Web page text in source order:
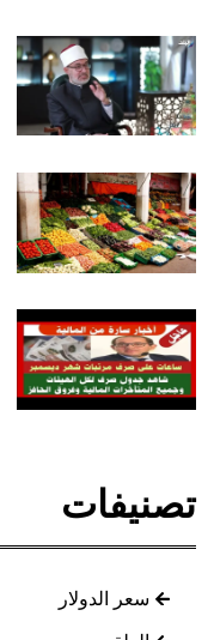
تصنيفات
سعر الدولار